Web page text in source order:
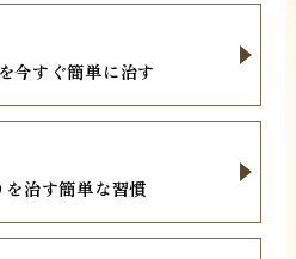
今すぐ簡単に治す
治す簡単な習慣